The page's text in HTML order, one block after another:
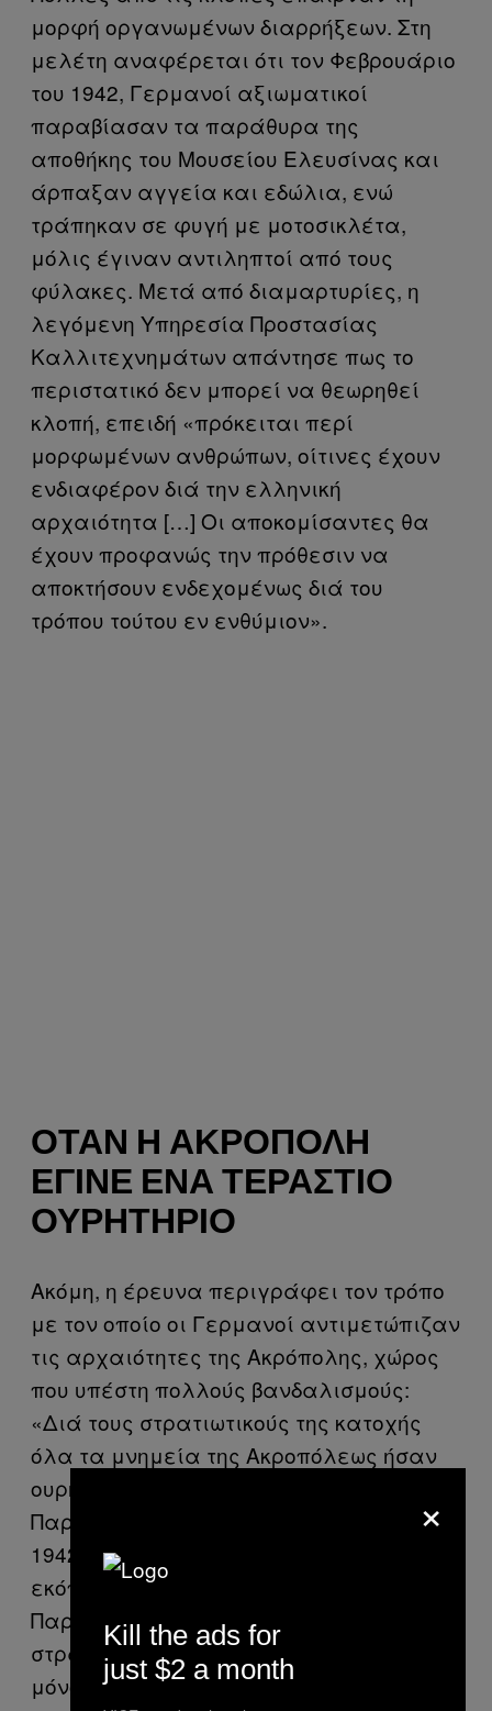
μορφή οργανωμένων διαρρήξεων. Στη
μελέτη αναφέρεται ότι τον Φεβρουάριο
του 1942, Γερμανοί αξιωματικοί
παραβίασαν τα παράθυρα της
αποθήκης του Μουσείου Ελευσίνας και
άρπαξαν αγγεία και εδώλια, ενώ
τράπηκαν σε φυγή με μοτοσικλέτα,
μόλις έγιναν αντιληπτοί από τους
φύλακες. Μετά από διαμαρτυρίες, η
λεγόμενη Υπηρεσία Προστασίας
Καλλιτεχνημάτων απάντησε πως το
περιστατικό δεν μπορεί να θεωρηθεί
κλοπή, επειδή «πρόκειται περί
μορφωμένων ανθρώπων, οίτινες έχουν
ενδιαφέρον διά την ελληνική
αρχαιότητα […] Οι αποκομίσαντες θα
έχουν προφανώς την πρόθεσιν να
αποκτήσουν ενδεχομένως διά του
τρόπου τούτου εν ενθύμιον».
ΌΤΑΝ Η ΑΚΡΌΠΟΛΗ
ΈΓΙΝΕ ΈΝΑ ΤΕΡΆΣΤΙΟ
ΟΥΡΗΤΉΡΙΟ
Ακόμη, η έρευνα περιγράφει τον τρόπο
με τον οποίο οι Γερμανοί αντιμετώπιζαν
τις αρχαιότητες της Ακρόπολης, χώρος
που υπέστη πολλούς βανδαλισμούς:
«Διά τους στρατιωτικούς της κατοχής
όλα τα μνημεία της Ακροπόλεως ήσαν
ουρητήρια, κατά προτίμησην δε ο
Παρθενών. Τη νύκτα της 27-28 Νοεμβρίου
1942 στρατιωτικός των στρατών κατοχής
εκόπρισεν εις το εσωτερικόν του
Παρθενώνος […] Οι Γερμανοί
στρατιώται μεμονωμένος ή καθ’ ομάδας,
μόνοι των ή και μετ’ αξιωματικών,
×
Kill the ads for
just $2 a month